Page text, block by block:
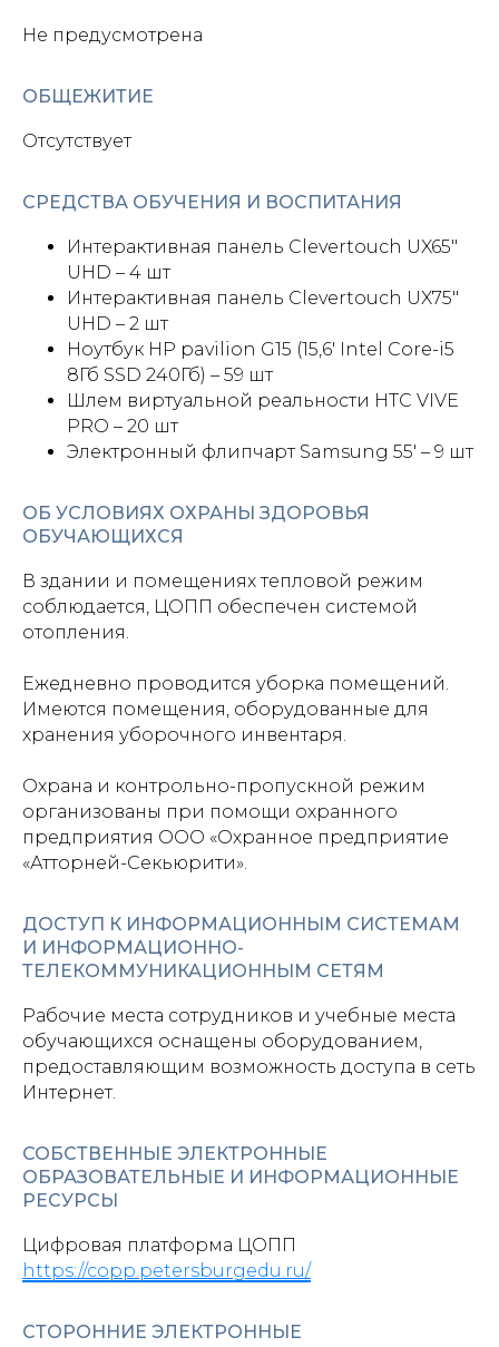
Не предусмотрена
ОБЩЕЖИТИЕ
Отсутствует
СРЕДСТВА ОБУЧЕНИЯ И ВОСПИТАНИЯ
Интерактивная панель Clevertouch UX65"
UHD – 4 шт
Интерактивная панель Clevertouch UX75"
UHD – 2 шт
Ноутбук HP pavilion G15 (15,6' Intel Core-i5
8Гб SSD 240Гб) – 59 шт
Шлем виртуальной реальности HTC VIVE
PRO – 20 шт
Электронный флипчарт Samsung 55' – 9 шт
ОБ УСЛОВИЯХ ОХРАНЫ ЗДОРОВЬЯ
ОБУЧАЮЩИХСЯ
В здании и помещениях тепловой режим
соблюдается, ЦОПП обеспечен системой
отопления.
Ежедневно проводится уборка помещений.
Имеются помещения, оборудованные для
хранения уборочного инвентаря.
Охрана и контрольно-пропускной режим
организованы при помощи охранного
предприятия ООО «Охранное предприятие
«Атторней-Секьюрити».
ДОСТУП К ИНФОРМАЦИОННЫМ СИСТЕМАМ
И ИНФОРМАЦИОННО-
ТЕЛЕКОММУНИКАЦИОННЫМ СЕТЯМ
Рабочие места сотрудников и учебные места
обучающихся оснащены оборудованием,
предоставляющим возможность доступа в сеть
Интернет.
СОБСТВЕННЫЕ ЭЛЕКТРОННЫЕ
ОБРАЗОВАТЕЛЬНЫЕ И ИНФОРМАЦИОННЫЕ
РЕСУРСЫ
Цифровая платформа ЦОПП
https://copp.petersburgedu.ru/
СТОРОННИЕ ЭЛЕКТРОННЫЕ